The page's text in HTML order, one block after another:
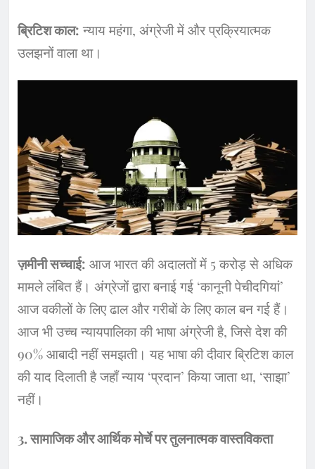
ब्रिटिश काल: न्याय महंगा, अंग्रेजी में और प्रक्रियात्मक
उलझनों वाला था।
ज़मीनी सच्चाई: आज भारत की अदालतों में 5 करोड़ से अधिक
मामले लंबित हैं। अंग्रेजों द्वारा बनाई गई ‘कानूनी पेचीदगियां’
आज वकीलों के लिए ढाल और गरीबों के लिए काल बन गई हैं।
आज भी उच्च न्यायपालिका की भाषा अंग्रेजी है, जिसे देश की
90% आबादी नहीं समझती। यह भाषा की दीवार ब्रिटिश काल
की याद दिलाती है जहाँ न्याय ‘प्रदान’ किया जाता था, ‘साझा’
नहीं।
3. सामाजिक और आर्थिक मोर्चे पर तुलनात्मक वास्तविकता